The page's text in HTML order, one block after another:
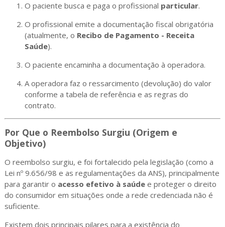
O paciente busca e paga o profissional particular.
O profissional emite a documentação fiscal obrigatória
(atualmente, o Recibo de Pagamento - Receita
Saúde).
O paciente encaminha a documentação à operadora.
A operadora faz o ressarcimento (devolução) do valor
conforme a tabela de referência e as regras do
contrato.
Por Que o Reembolso Surgiu (Origem e
Objetivo)
O reembolso surgiu, e foi fortalecido pela legislação (como a
Lei nº 9.656/98 e as regulamentações da ANS), principalmente
para garantir o acesso efetivo à saúdee proteger o direito
do consumidor em situações onde a rede credenciada não é
suficiente.
Existem dois principais pilares para a existência do